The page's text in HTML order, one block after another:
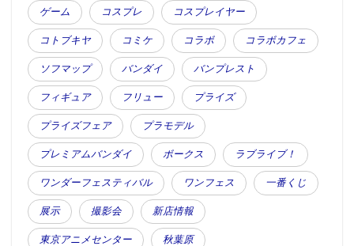
ゲーム コスプレ コスプレイヤー
コトブキヤ コミケ コラボ コラボカフェ
ソフマップ バンダイ バンプレスト
フィギュア フリュー プライズ
プライズフェア プラモデル
プレミアムバンダイ ボークス ラブライブ！
ワンダーフェスティバル ワンフェス 一番くじ
展示 撮影会 新店情報
東京アニメセンター 秋葉原